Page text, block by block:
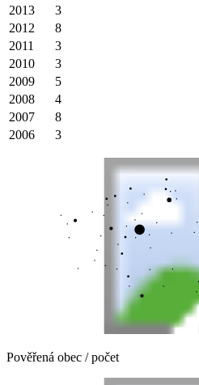
2013
3
2012
8
2011
3
2010
3
2009
5
2008
4
2007
8
2006
3
Pověřená obec / počet